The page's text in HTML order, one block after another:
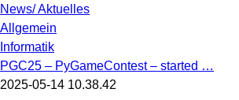
News/ Aktuelles
Allgemein
Informatik
PGC25 – PyGameContest – started …
2025-05-14 10.38.42